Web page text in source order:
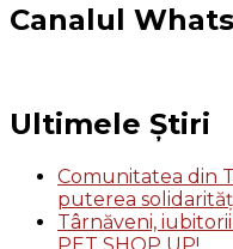
Canalul
Ultimele Știri
Comunitatea din
puterea
Târnăveni,